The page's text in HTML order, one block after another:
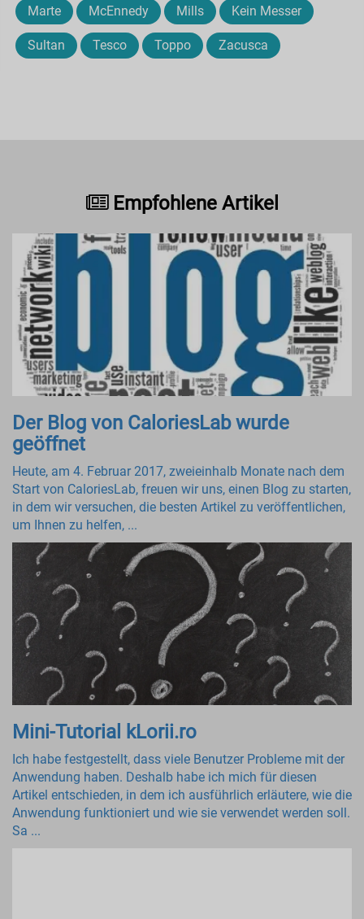
Marte McEnnedy Mills Kein Messer
Sultan Tesco Toppo Zacusca
Empfohlene Artikel
Der Blog von CaloriesLab wurde
geöffnet
Heute, am 4. Februar 2017, zweieinhalb Monate nach dem
Start von CaloriesLab, freuen wir uns, einen Blog zu starten,
in dem wir versuchen, die besten Artikel zu veröffentlichen,
um Ihnen zu helfen, ...
Mini-Tutorial kLorii.ro
Ich habe festgestellt, dass viele Benutzer Probleme mit der
Anwendung haben. Deshalb habe ich mich für diesen
Artikel entschieden, in dem ich ausführlich erläutere, wie die
Anwendung funktioniert und wie sie verwendet werden soll.
Sa ...